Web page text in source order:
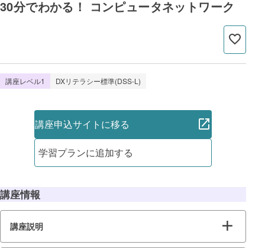
30分でわかる！ コンピュータネットワーク
講座レベル1 DXリテラシー標準(DSS-L)
講座申込サイトに移る
学習プランに追加する
講座情報
講座説明